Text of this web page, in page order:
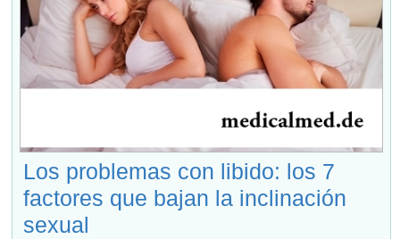
Los problemas con libido: los 7
factores que bajan la inclinación
sexual